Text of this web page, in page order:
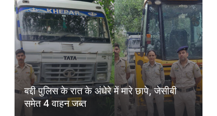
बद्दी पुलिस के रात के अंधेरे में मारे छापे, जेसीबी
समेत 4 वाहन जब्त